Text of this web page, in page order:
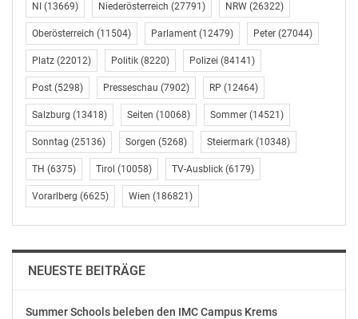
NI (13669) Niederösterreich (27791) NRW (26322)
Oberösterreich (11504) Parlament (12479) Peter (27044)
Platz (22012) Politik (8220) Polizei (84141)
Post (5298) Presseschau (7902) RP (12464)
Salzburg (13418) Seiten (10068) Sommer (14521)
Sonntag (25136) Sorgen (5268) Steiermark (10348)
TH (6375) Tirol (10058) TV-Ausblick (6179)
Vorarlberg (6625) Wien (186821)
NEUESTE BEITRÄGE
Summer Schools beleben den IMC Campus Krems